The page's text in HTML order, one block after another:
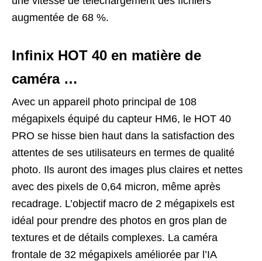
augmentée de 68 %.
Infinix HOT 40 en matière de
caméra …
Avec un appareil photo principal de 108
mégapixels équipé du capteur HM6, le HOT 40
PRO se hisse bien haut dans la satisfaction des
attentes de ses utilisateurs en termes de qualité
photo. Ils auront des images plus claires et nettes
avec des pixels de 0,64 micron, même après
recadrage. L’objectif macro de 2 mégapixels est
idéal pour prendre des photos en gros plan de
textures et de détails complexes. La caméra
frontale de 32 mégapixels améliorée par l’IA